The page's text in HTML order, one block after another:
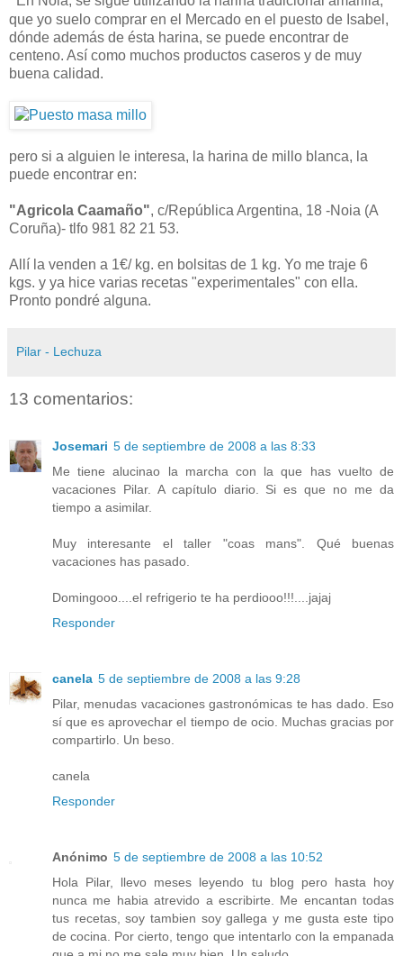
que yo suelo comprar en el Mercado en el puesto de Isabel,
dónde además de ésta harina, se puede encontrar de
centeno. Así como muchos productos caseros y de muy
buena calidad.
pero si a alguien le interesa, la harina de millo blanca, la
puede encontrar en:
"Agricola Caamaño", c/República Argentina, 18 -Noia (A
Coruña)- tlfo 981 82 21 53.
Allí la venden a 1€/ kg. en bolsitas de 1 kg. Yo me traje 6
kgs. y ya hice varias recetas "experimentales" con ella.
Pronto pondré alguna.
Pilar - Lechuza
13 comentarios:
Josemari 5 de septiembre de 2008 a las 8:33
Me tiene alucinao la marcha con la que has vuelto de
vacaciones Pilar. A capítulo diario. Si es que no me da
tiempo a asimilar.
Muy interesante el taller "coas mans". Qué buenas
vacaciones has pasado.
Domingooo....el refrigerio te ha perdiooo!!!....jajaj
Responder
canela 5 de septiembre de 2008 a las 9:28
Pilar, menudas vacaciones gastronómicas te has dado. Eso
sí que es aprovechar el tiempo de ocio. Muchas gracias por
compartirlo. Un beso.
canela
Responder
Anónimo 5 de septiembre de 2008 a las 10:52
Hola Pilar, llevo meses leyendo tu blog pero hasta hoy
nunca me habia atrevido a escribirte. Me encantan todas
tus recetas, soy tambien soy gallega y me gusta este tipo
de cocina. Por cierto, tengo que intentarlo con la empanada